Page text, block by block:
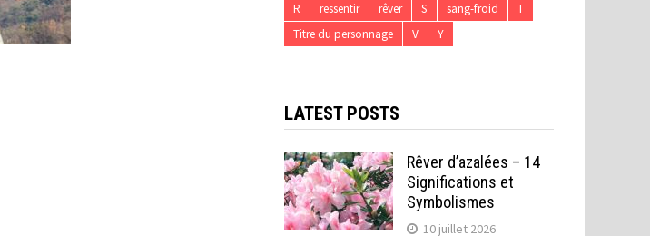
R
ressentir rêver S sang-froid
T
Titre du personnage
V Y
LATEST POSTS
Rêver d’azalées – 14
Significations et
Symbolismes
10 juillet 2026